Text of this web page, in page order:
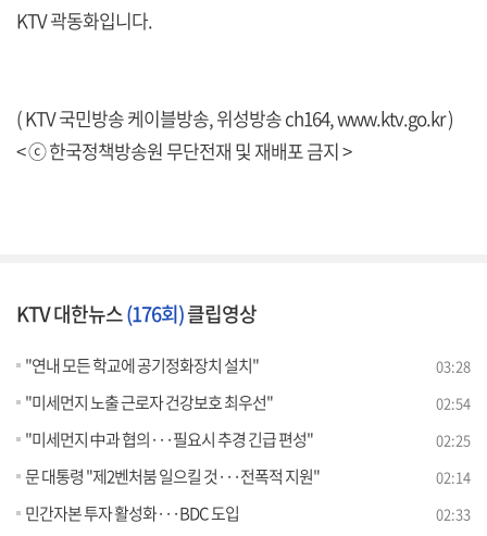
KTV 곽동화입니다.
( KTV 국민방송 케이블방송, 위성방송 ch164,www.ktv.go.kr)
< ⓒ 한국정책방송원 무단전재 및 재배포 금지 >
KTV 대한뉴스(176회)클립영상
"연내 모든 학교에 공기정화장치 설치" 03:28
"미세먼지 노출 근로자 건강보호 최우선" 02:54
"미세먼지 中과 협의···필요시 추경 긴급 편성" 02:25
문 대통령 "제2벤처붐 일으킬 것···전폭적 지원" 02:14
민간자본 투자 활성화···BDC 도입 02:33